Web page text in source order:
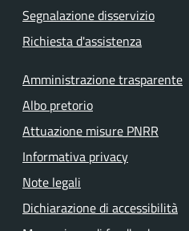
Segnalazione disservizio
Richiesta d'assistenza
Amministrazione trasparente
Albo pretorio
Attuazione misure PNRR
Informativa privacy
Note legali
Dichiarazione di accessibilità